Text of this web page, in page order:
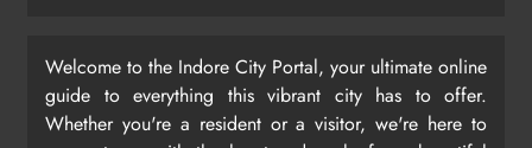
Welcome to the Indore City Portal, your ultimate online
guide to everything this vibrant city has to offer.
Whether you're a resident or a visitor, we're here to